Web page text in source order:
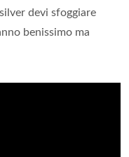
devi sfoggiare
benissimo ma